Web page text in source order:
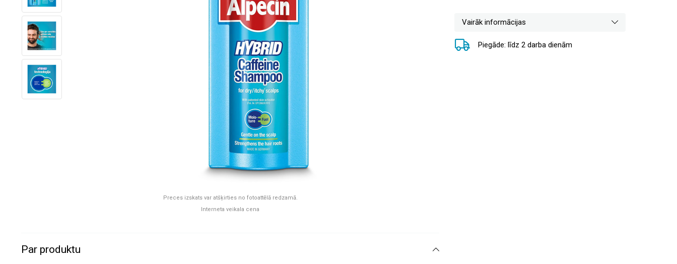
Preces izskats var atšķirties no fotoattēlā redzamā.
Interneta veikala cena
Par produktu
Vairāk informācijas
Piegāde: līdz 2 darba dienām